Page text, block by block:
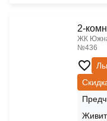
2-
ЖК
№436